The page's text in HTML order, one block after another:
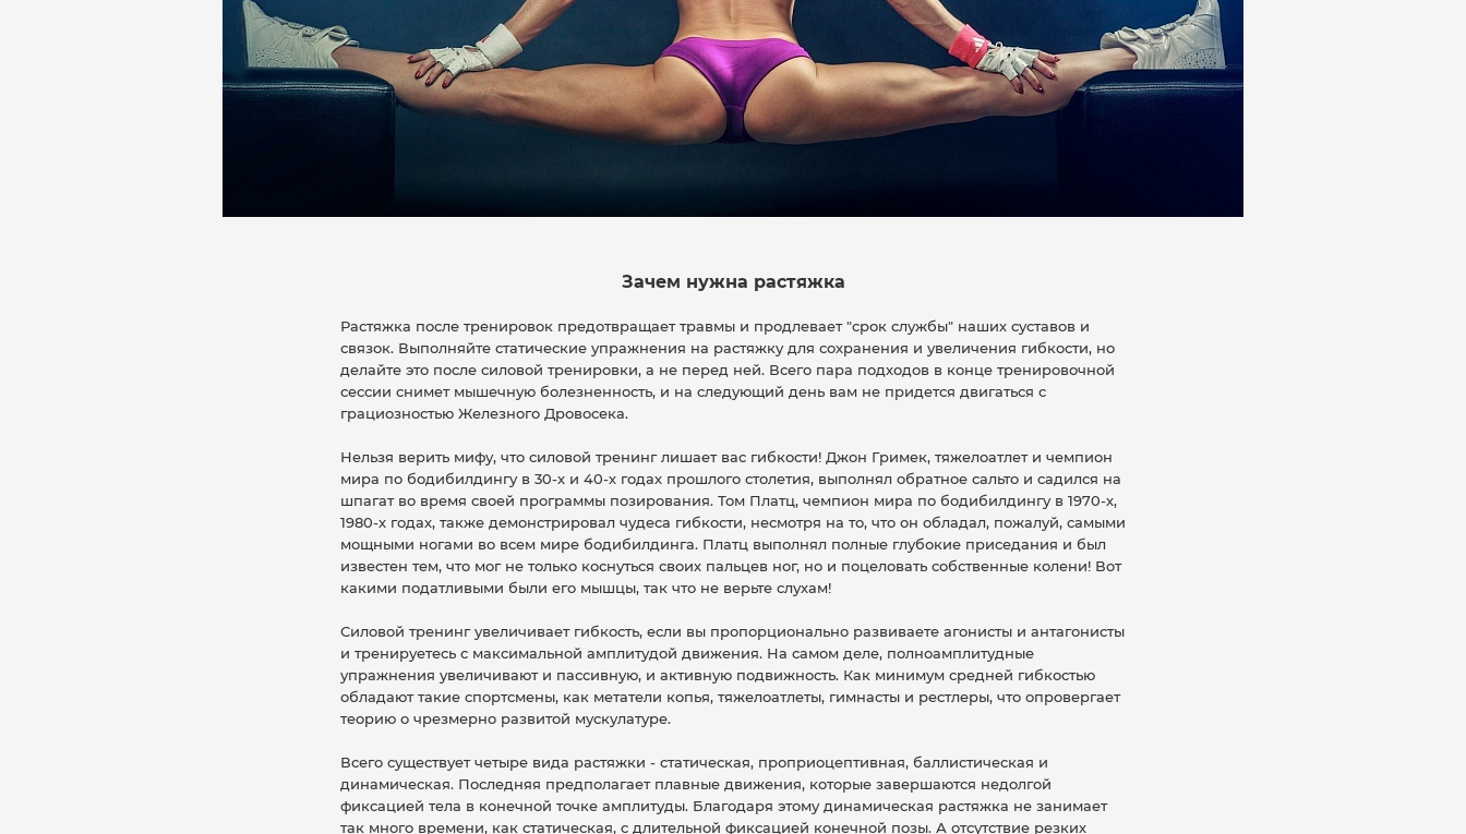
Зачем нужна растяжка
Растяжка после тренировок предотвращает травмы и продлевает "срок службы" наших суставов и
связок. Выполняйте статические упражнения на растяжку для сохранения и увеличения гибкости, но
делайте это после силовой тренировки, а не перед ней. Всего пара подходов в конце тренировочной
сессии снимет мышечную болезненность, и на следующий день вам не придется двигаться с
грациозностью Железного Дровосека.
Нельзя верить мифу, что силовой тренинг лишает вас гибкости! Джон Гримек, тяжелоатлет и чемпион
мира по бодибилдингу в 30-х и 40-х годах прошлого столетия, выполнял обратное сальто и садился на
шпагат во время своей программы позирования. Том Платц, чемпион мира по бодибилдингу в 1970-х,
1980-х годах, также демонстрировал чудеса гибкости, несмотря на то, что он обладал, пожалуй, самыми
мощными ногами во всем мире бодибилдинга. Платц выполнял полные глубокие приседания и был
известен тем, что мог не только коснуться своих пальцев ног, но и поцеловать собственные колени! Вот
какими податливыми были его мышцы, так что не верьте слухам!
Силовой тренинг увеличивает гибкость, если вы пропорционально развиваете агонисты и антагонисты
и тренируетесь с максимальной амплитудой движения. На самом деле, полноамплитудные
упражнения увеличивают и пассивную, и активную подвижность. Как минимум средней гибкостью
обладают такие спортсмены, как метатели копья, тяжелоатлеты, гимнасты и рестлеры, что опровергает
теорию о чрезмерно развитой мускулатуре.
Всего существует четыре вида растяжки - статическая, проприоцептивная, баллистическая и
динамическая. Последняя предполагает плавные движения, которые завершаются недолгой
фиксацией тела в конечной точке амплитуды. Благодаря этому динамическая растяжка не занимает
так много времени, как статическая, с длительной фиксацией конечной позы. А отсутствие резких